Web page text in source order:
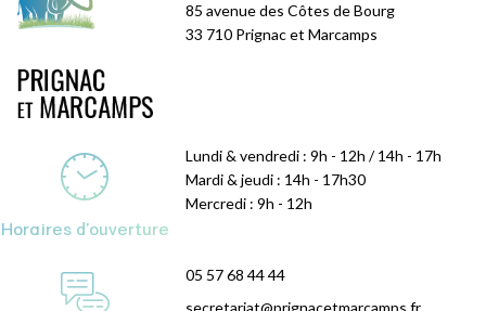
85 avenue des Côtes de Bourg
33 710 Prignac et Marcamps
Horaires d'ouverture
Lundi & vendredi : 9h - 12h / 14h - 17h
Mardi & jeudi : 14h - 17h30
Mercredi : 9h - 12h
05 57 68 44 44